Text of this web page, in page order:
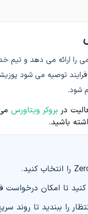
را ارائه می دهد و
توصیه می شود
شود.
در بروکر ویتاورس
باشید.
تا امکان درخواست
را ببندید تا روند